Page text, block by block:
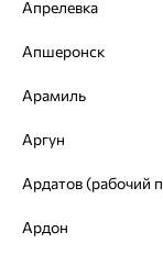
INTALIA
Каталог
Акции
Апрелевка
Апшеронск
Арамиль
Аргун
Ардон